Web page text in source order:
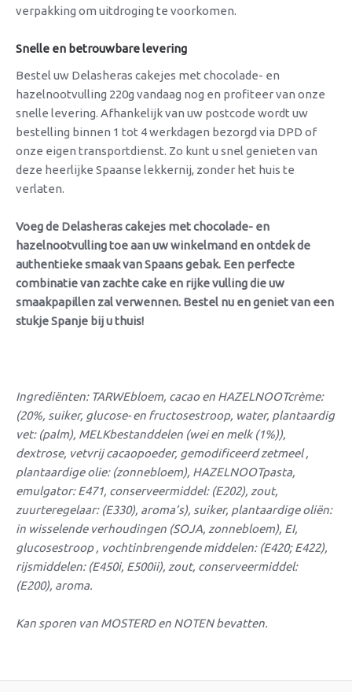
verpakking om uitdroging te voorkomen.
Snelle en betrouwbare levering
Bestel uw Delasheras cakejes met chocolade- en
hazelnootvulling 220g vandaag nog en profiteer van onze
snelle levering. Afhankelijk van uw postcode wordt uw
bestelling binnen 1 tot 4 werkdagen bezorgd via DPD of
onze eigen transportdienst. Zo kunt u snel genieten van
deze heerlijke Spaanse lekkernij, zonder het huis te
verlaten.
Voeg de Delasheras cakejes met chocolade- en
hazelnootvulling toe aan uw winkelmand en ontdek de
authentieke smaak van Spaans gebak. Een perfecte
combinatie van zachte cake en rijke vulling die uw
smaakpapillen zal verwennen. Bestel nu en geniet van een
stukje Spanje bij u thuis!
Ingrediënten: TARWEbloem, cacao en HAZELNOOTcrème:
(20%, suiker, glucose- en fructosestroop, water, plantaardig
vet: (palm), MELKbestanddelen (wei en melk (1%)),
dextrose, vetvrij cacaopoeder, gemodificeerd zetmeel ,
plantaardige olie: (zonnebloem), HAZELNOOTpasta,
emulgator: E471, conserveermiddel: (E202), zout,
zuurteregelaar: (E330), aroma’s), suiker, plantaardige oliën:
in wisselende verhoudingen (SOJA, zonnebloem), EI,
glucosestroop , vochtinbrengende middelen: (E420; E422),
rijsmiddelen: (E450i, E500ii), zout, conserveermiddel:
(E200), aroma.
Kan sporen van MOSTERD en NOTEN bevatten.